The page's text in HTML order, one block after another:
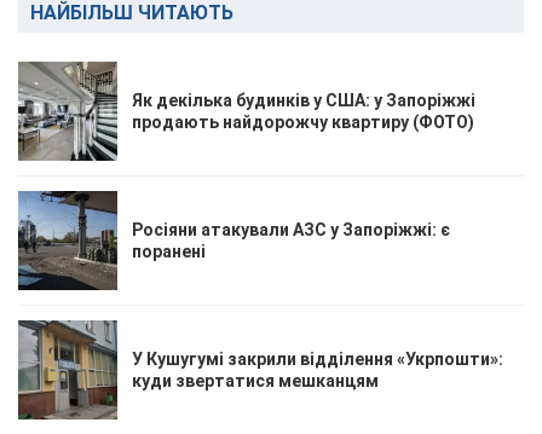
НАЙБІЛЬШ ЧИТАЮТЬ
Як декілька будинків у США: у Запоріжжі
продають найдорожчу квартиру (ФОТО)
Росіяни атакували АЗС у Запоріжжі: є
поранені
У Кушугумі закрили відділення «Укрпошти»:
куди звертатися мешканцям